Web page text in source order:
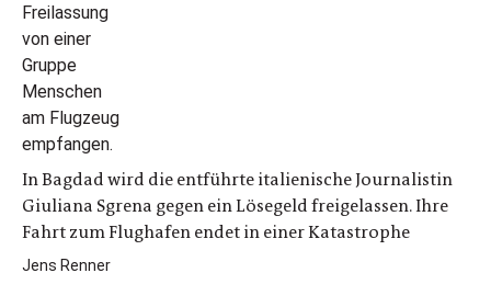
In Bagdad wird die entführte italienische Journalistin
Giuliana Sgrena gegen ein Lösegeld freigelassen. Ihre
Fahrt zum Flughafen endet in einer Katastrophe
Jens Renner